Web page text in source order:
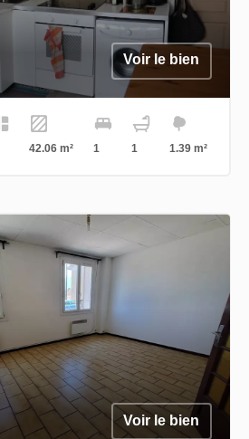
Voir le bien
42.06 m² 1 1 1.39 m²
Voir le bien